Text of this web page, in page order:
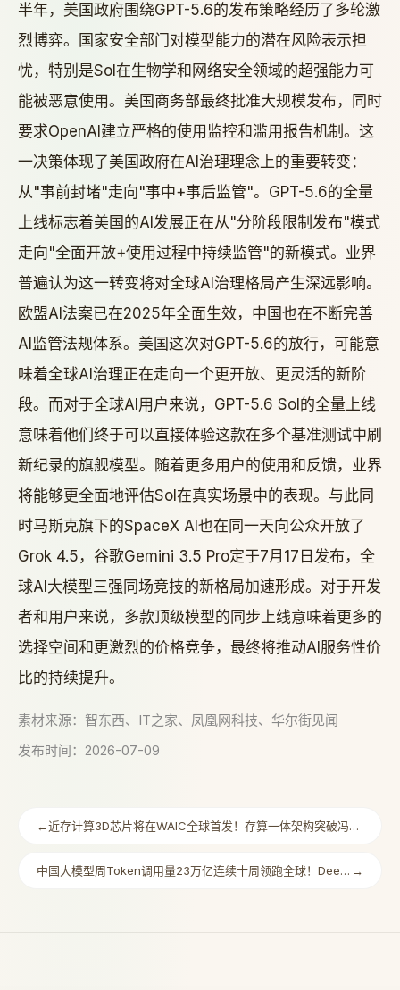
半年，美国政府围绕GPT-5.6的发布策略经历了多轮激
烈博弈。国家安全部门对模型能力的潜在风险表示担
忧，特别是Sol在生物学和网络安全领域的超强能力可
能被恶意使用。美国商务部最终批准大规模发布，同时
要求OpenAI建立严格的使用监控和滥用报告机制。这
一决策体现了美国政府在AI治理理念上的重要转变：
从"事前封堵"走向"事中+事后监管"。GPT-5.6的全量
上线标志着美国的AI发展正在从"分阶段限制发布"模式
走向"全面开放+使用过程中持续监管"的新模式。业界
普遍认为这一转变将对全球AI治理格局产生深远影响。
欧盟AI法案已在2025年全面生效，中国也在不断完善
AI监管法规体系。美国这次对GPT-5.6的放行，可能意
味着全球AI治理正在走向一个更开放、更灵活的新阶
段。而对于全球AI用户来说，GPT-5.6 Sol的全量上线
意味着他们终于可以直接体验这款在多个基准测试中刷
新纪录的旗舰模型。随着更多用户的使用和反馈，业界
将能够更全面地评估Sol在真实场景中的表现。与此同
时马斯克旗下的SpaceX AI也在同一天向公众开放了
Grok 4.5，谷歌Gemini 3.5 Pro定于7月17日发布，全
球AI大模型三强同场竞技的新格局加速形成。对于开发
者和用户来说，多款顶级模型的同步上线意味着更多的
选择空间和更激烈的价格竞争，最终将推动AI服务性价
比的持续提升。
素材来源：智东西、IT之家、凤凰网科技、华尔街见闻
发布时间：2026-07-09
← 近存计算3D芯片将在WAIC全球首发！存算一体架构突破冯诺依曼瓶颈AI芯片迎来算力革命新范式
中国大模型周Token调用量23万亿连续十周领跑全球！DeepSeek七连冠国产算力优势持续扩大 →